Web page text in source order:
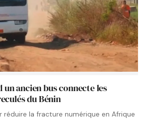
un ancien bus connecte les
du Bénin
réduire la fracture numérique en Afrique